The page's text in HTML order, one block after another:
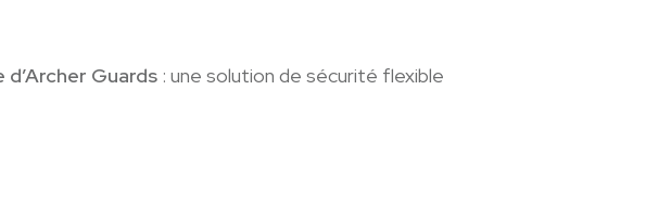
Guards : une solution de sécurité flexible